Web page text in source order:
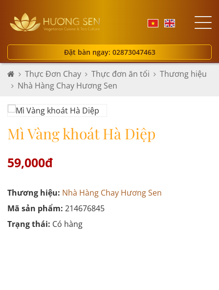
Đặt bàn ngay: 02873047463
Thực Đơn Chay Thực đơn ăn tối
Thương hiệu
Nhà Hàng Chay Hương Sen
Mì Vàng khoát Hà Diệp
59,000đ
Thương hiệu: Nhà Hàng Chay Hương Sen
Mã sản phẩm: 214676845
Trạng thái: Có hàng